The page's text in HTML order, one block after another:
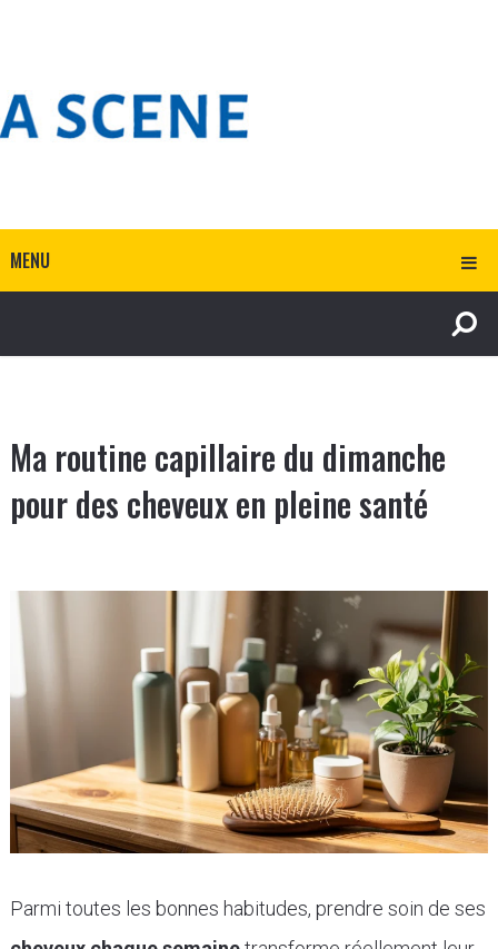
MENU
Ma routine capillaire du dimanche
pour des cheveux en pleine santé
Parmi toutes les bonnes habitudes, prendre soin de ses